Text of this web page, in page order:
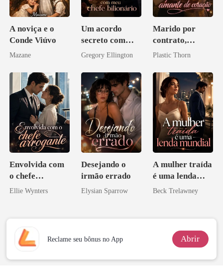
A noviça e o
Conde Viúvo
Mazane
Um acordo
secreto com
meu chefe
Gregory Ellington
Marido por
contrato,
amante de
Plastic Thorn
Envolvida com
o chefe
arrogante
Ellie Wynters
Desejando o
irmão errado
Elysian Sparrow
A mulher traída
é uma lenda
mundial
Beck Trelawney
Reclame seu bônus no App Abrir